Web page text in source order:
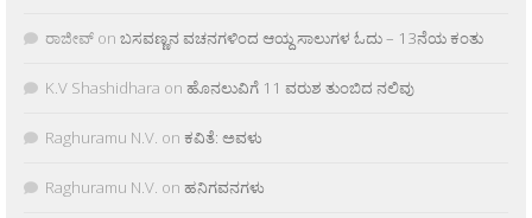
ರಾಜೀವ್ on ಬಸವಣ್ಣನ ವಚನಗಳಿಂದ ಆಯ್ದ ಸಾಲುಗಳ ಓದು – 13ನೆಯ ಕಂತು
K.V Shashidhara on ಹೊನಲುವಿಗೆ 11 ವರುಶ ತುಂಬಿದ ನಲಿವು
Raghuramu N.V. on ಕವಿತೆ: ಅವಳು
Raghuramu N.V. on ಹನಿಗವನಗಳು